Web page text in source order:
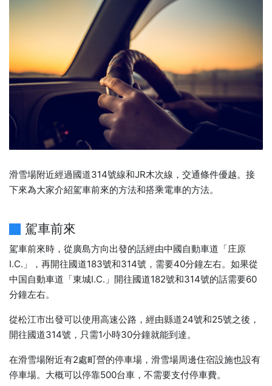
滑雪場附近經過國道314號線和JR木次線，交通條件優越。接
下來為大家介紹駕車前來的方法和搭乘電車的方法。
駕車前來
駕車前來時，從廣島方向出發的話經由中國自動車道「庄原
I.C.」，再開往國道183號和314號，需要40分鐘左右。如果從
中国自動車道「東城I.C.」開往國道182號和314號的話需要60
分鐘左右。
從松江市出發可以使用高速公路，經由縣道24號和25號之後，
開往國道314號，只需1小時30分鐘就能到達。
在滑雪場附近有2處町營的停車場，滑雪場周邊住宿設施也設有
停車場。大概可以停靠500台車，不需要支付停車費。